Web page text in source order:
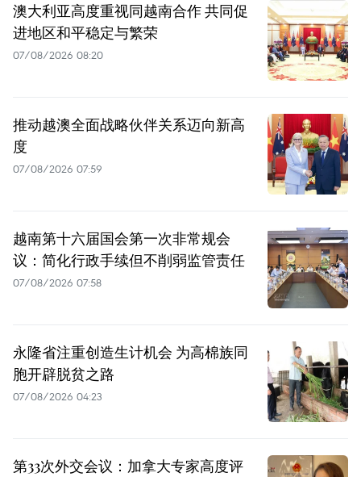
澳大利亚高度重视同越南合作 共同促
进地区和平稳定与繁荣
07/08/2026 08:20
推动越澳全面战略伙伴关系迈向新高
度
07/08/2026 07:59
越南第十六届国会第一次非常规会
议：简化行政手续但不削弱监管责任
07/08/2026 07:58
永隆省注重创造生计机会 为高棉族同
胞开辟脱贫之路
07/08/2026 04:23
第33次外交会议：加拿大专家高度评